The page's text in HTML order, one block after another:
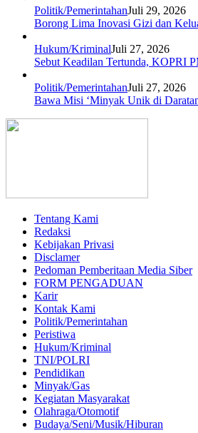
Politik/PemerintahanJuli 29, 2026
Borong Lima Inovasi Gizi dan
Hukum/KriminalJuli 27, 2026
Sebut Keadilan Tertunda, KOPRI
Politik/PemerintahanJuli 27, 2026
Bawa Misi ‘Minyak Unik di
Tentang Kami
Redaksi
Kebijakan Privasi
Disclamer
Pedoman Pemberitaan Media Siber
FORM PENGADUAN
Karir
Kontak Kami
Politik/Pemerintahan
Peristiwa
Hukum/Kriminal
TNI/POLRI
Pendidikan
Minyak/Gas
Kegiatan Masyarakat
Olahraga/Otomotif
Budaya/Seni/Musik/Hiburan